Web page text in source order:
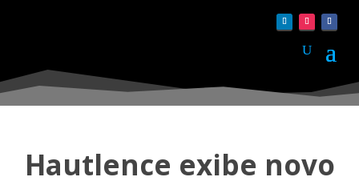
Hautlence exibe novo